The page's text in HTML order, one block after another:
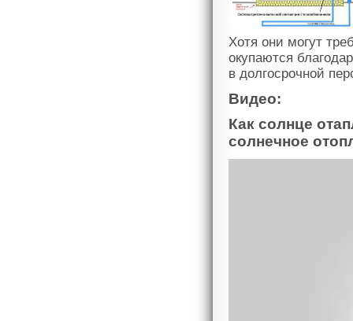
Хотя они могут
окупаются
в долгосрочной
Видео:
Как солнце
солнечное